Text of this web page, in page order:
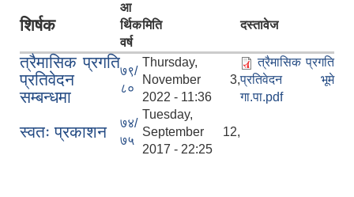
शिर्षक
आ
र्थिक
वर्ष
मिति दस्तावेज
त्रैमासिक प्रगति
प्रतिवेदन
सम्बन्धमा
७९/
८०
Thursday,
November 3,
2022 - 11:36
त्रैमासिक प्रगति
प्रतिवेदन भूमे
गा.पा.pdf
स्वतः प्रकाशन
७४/
७५
Tuesday,
September 12,
2017 - 22:25